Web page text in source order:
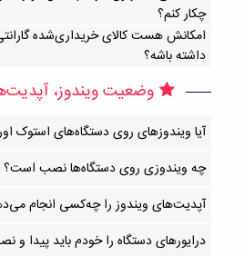
چکار کنم؟
امکانش هست کالای خریداری‌شده
داشته باشه؟
وضعیت ویندوز،
آیا ویندوزهای روی دستگاه‌های استوک
چه ویندوزی روی دستگاه‌ها نصب است؟
آپدیت‌های ویندوز را چه‌کسی انجام
درایورهای دستگاه را خودم باید پیدا و